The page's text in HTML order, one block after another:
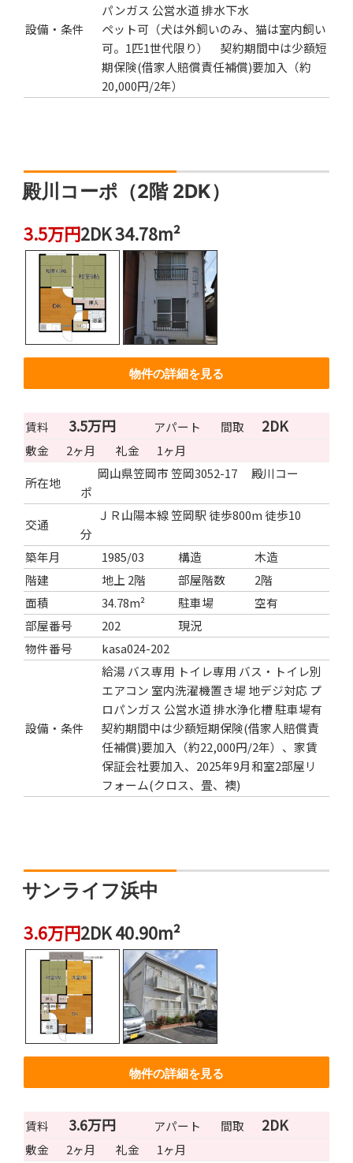
設備・条件
パンガス 公営水道排水下水
ペット可（犬は外飼いのみ、猫は室内飼い
可。1匹1世代限り） 契約期間中は少額短
期保険(借家人賠償責任補償)要加入（約
20,000円/2年）
殿川コーポ（2階 2DK）
3.5万円2DK 34.78m²
物件の詳細を見る
賃料 3.5万円 アパート 間取 2DK
敷金 2ヶ月 礼金
1ヶ月
所在地
岡山県笠岡市 笠岡3052-17 殿川コー
ポ
交通
ＪＲ山陽本線 笠岡駅 徒歩800m 徒歩10
分
築年月
1985/03 構造
木造
階建
地上 2階 部屋階数
2階
面積
34.78m² 駐車場
空有
部屋番号
202
現況
物件番号
kasa024-202
設備・条件
給湯 バス専用 トイレ専用 バス・トイレ別
エアコン 室内洗濯機置き場地デジ対応 プ
ロパンガス 公営水道排水浄化槽駐車場有
契約期間中は少額短期保険(借家人賠償責
任補償)要加入（約22,000円/2年）、家賃
保証会社要加入、2025年9月和室2部屋リ
フォーム(クロス、畳、襖)
サンライフ浜中
3.6万円2DK 40.90m²
物件の詳細を見る
賃料 3.6万円 アパート 間取 2DK
敷金 2ヶ月 礼金
1ヶ月